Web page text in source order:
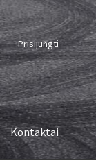
Prisijungti
Kontaktai